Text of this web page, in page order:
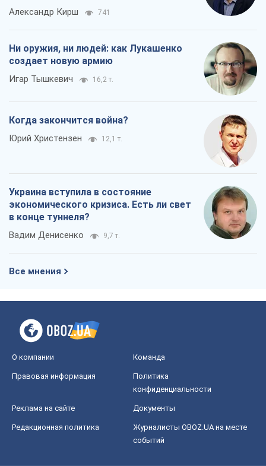
Александр Кирш 741
Ни оружия, ни людей: как Лукашенко
создает новую армию
Игар Тышкевич 16,2 т.
Когда закончится война?
Юрий Христензен 12,1 т.
Украина вступила в состояние
экономического кризиса. Есть ли свет
в конце туннеля?
Вадим Денисенко 9,7 т.
Все мнения
О компании Команда
Правовая информация
Политика
конфиденциальности
Реклама на сайте Документы
Редакционная политика
Журналисты OBOZ.UA на месте
событий